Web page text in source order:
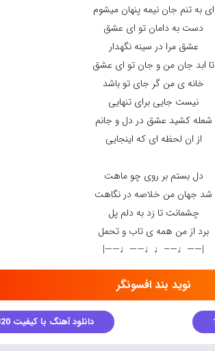
ای به تنم جان نیمه پنهان میشوم
دست به دامان تو ای عشق
عشق مرا در سینه نگهدار
تا ابد جان من و جان تو ای عشق
خانه ی من گر جای تو باشد
نیست جایی برای تنهایی
شعله کشید عشق در دل و جانم
از ان لحظه ای که اینجایی
دل بستم بر روی چو ماهت
شد جهان من خلاصه در نگاهت
چشمانت تا زد به دلم پل
برد از من همه ی تاب و تحمل
|——♩—–♩♩——♩——|
نوید بند افسونگر
دانلود آهنگ با کیفیت 320